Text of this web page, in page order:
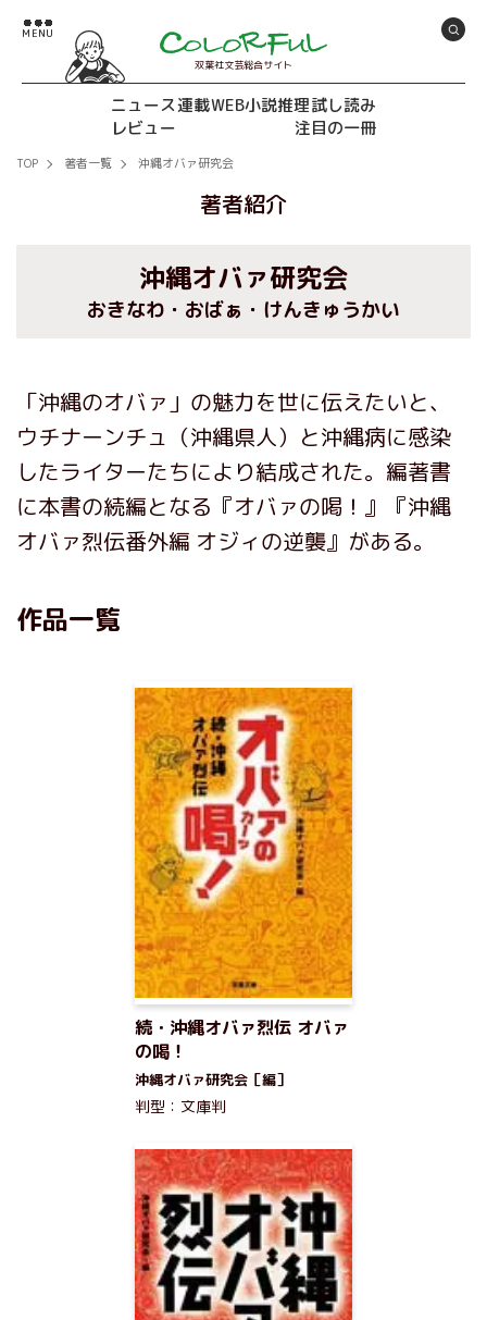
双葉社文芸総合サイト
ニュース連載WEB小説推理試し読み
レビュー
注目の一冊
TOP 著者一覧 沖縄オバァ研究会
著者紹介
沖縄オバァ研究会
おきなわ・おばぁ・けんきゅうかい
「沖縄のオバァ」の魅力を世に伝えたいと、
ウチナーンチュ（沖縄県人）と沖縄病に感染
したライターたちにより結成された。編著書
に本書の続編となる『オバァの喝！』『沖縄
オバァ烈伝番外編 オジィの逆襲』がある。
作品一覧
続・沖縄オバァ烈伝 オバァ
の喝！
沖縄オバァ研究会［編］
判型：文庫判